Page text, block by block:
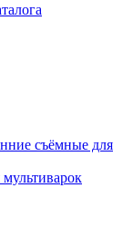
съёмные для